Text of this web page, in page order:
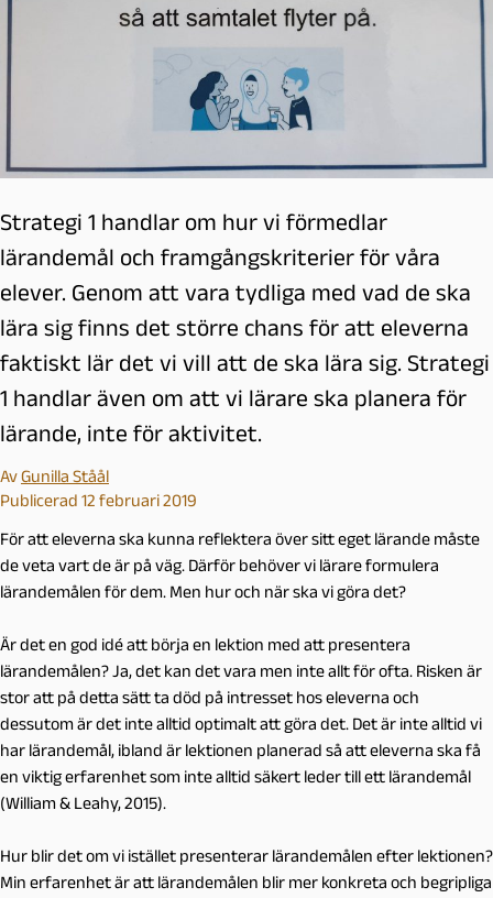
Strategi 1 handlar om hur vi förmedlar
lärandemål och framgångskriterier för våra
elever. Genom att vara tydliga med vad de ska
lära sig finns det större chans för att eleverna
faktiskt lär det vi vill att de ska lära sig. Strategi
1 handlar även om att vi lärare ska planera för
lärande, inte för aktivitet.
AvGunilla Ståål
Publicerad 12 februari 2019
För att eleverna ska kunna reflektera över sitt eget lärande måste
de veta vart de är på väg. Därför behöver vi lärare formulera
lärandemålen för dem. Men hur och när ska vi göra det?
Är det en god idé att börja en lektion med att presentera
lärandemålen? Ja, det kan det vara men inte allt för ofta. Risken är
stor att på detta sätt ta död på intresset hos eleverna och
dessutom är det inte alltid optimalt att göra det. Det är inte alltid vi
har lärandemål, ibland är lektionen planerad så att eleverna ska få
en viktig erfarenhet som inte alltid säkert leder till ett lärandemål
(William & Leahy, 2015).
Hur blir det om vi istället presenterar lärandemålen efter lektionen?
Min erfarenhet är att lärandemålen blir mer konkreta och begripliga